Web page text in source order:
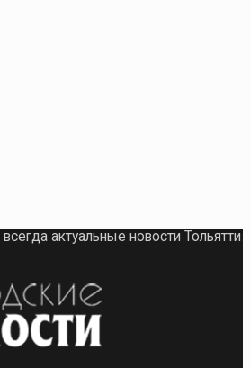
всегда актуальные новости Тольятти